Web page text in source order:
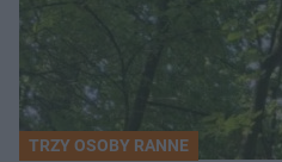
TRZY OSOBY RANNE